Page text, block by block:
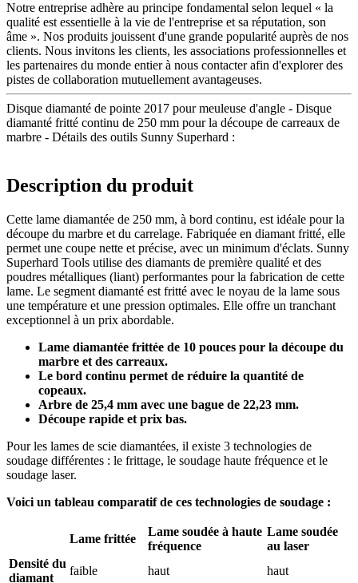
Notre entreprise adhère au principe fondamental selon lequel « la
qualité est essentielle à la vie de l'entreprise et sa réputation, son
âme ». Nos produits jouissent d'une grande popularité auprès de nos
clients. Nous invitons les clients, les associations professionnelles et
les partenaires du monde entier à nous contacter afin d'explorer des
pistes de collaboration mutuellement avantageuses.
Disque diamanté de pointe 2017 pour meuleuse d'angle - Disque
diamanté fritté continu de 250 mm pour la découpe de carreaux de
marbre - Détails des outils Sunny Superhard :
Description du produit
Cette lame diamantée de 250 mm, à bord continu, est idéale pour la
découpe du marbre et du carrelage. Fabriquée en diamant fritté, elle
permet une coupe nette et précise, avec un minimum d'éclats. Sunny
Superhard Tools utilise des diamants de première qualité et des
poudres métalliques (liant) performantes pour la fabrication de cette
lame. Le segment diamanté est fritté avec le noyau de la lame sous
une température et une pression optimales. Elle offre un tranchant
exceptionnel à un prix abordable.
Lame diamantée frittée de 10 pouces pour la découpe du
marbre et des carreaux.
Le bord continu permet de réduire la quantité de
copeaux.
Arbre de 25,4 mm avec une bague de 22,23 mm.
Découpe rapide et prix bas.
Pour les lames de scie diamantées, il existe 3 technologies de
soudage différentes : le frittage, le soudage haute fréquence et le
soudage laser.
Voici un tableau comparatif de ces technologies de soudage :
Lame frittée
Lame soudée à haute
fréquence
Lame soudée
au laser
Densité du
diamant
faible haut
haut